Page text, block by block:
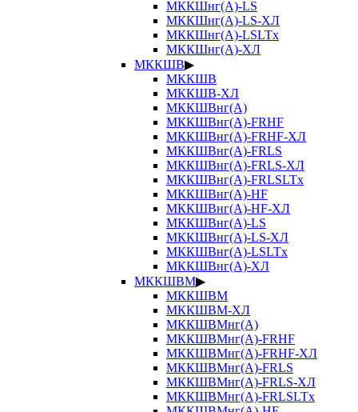
МККШнг(А)-LS
МККШнг(А)-LS-ХЛ
МККШнг(А)-LSLTx
МККШнг(А)-ХЛ
МККШВ▶
МККШВ
МККШВ-ХЛ
МККШВнг(А)
МККШВнг(А)-FRHF
МККШВнг(А)-FRHF-ХЛ
МККШВнг(А)-FRLS
МККШВнг(А)-FRLS-ХЛ
МККШВнг(А)-FRLSLTx
МККШВнг(А)-HF
МККШВнг(А)-HF-ХЛ
МККШВнг(А)-LS
МККШВнг(А)-LS-ХЛ
МККШВнг(А)-LSLTx
МККШВнг(А)-ХЛ
МККШВМ▶
МККШВМ
МККШВМ-ХЛ
МККШВМнг(А)
МККШВМнг(А)-FRHF
МККШВМнг(А)-FRHF-ХЛ
МККШВМнг(А)-FRLS
МККШВМнг(А)-FRLS-ХЛ
МККШВМнг(А)-FRLSLTx